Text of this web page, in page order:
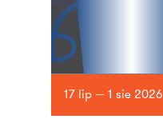
17 lip — 1 sie 2026